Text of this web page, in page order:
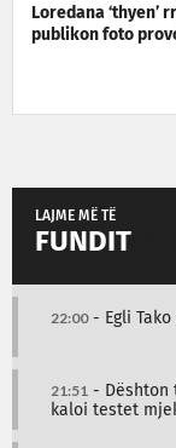
Loredana ‘thyen’
publikon foto
LAJME MË TË
FUNDIT
22:00- Egli
21:51 - Dështon
kaloi testet